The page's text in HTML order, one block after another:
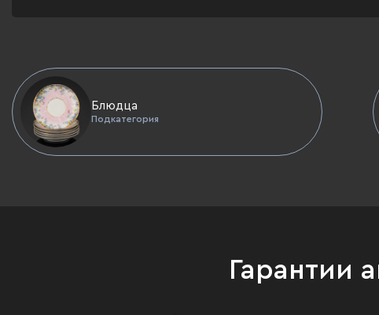
Блюдца
Подкатегория
Гарантии